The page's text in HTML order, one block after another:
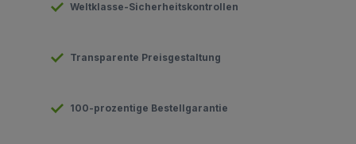
Weltklasse-Sicherheitskontrollen
Transparente Preisgestaltung
100-prozentige Bestellgarantie